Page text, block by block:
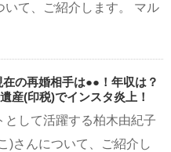
いて、ご紹介します。 マル
在の再婚相手は●●！年収は？
産(印税)でインスタ炎上！
として活躍する柏木由紀子
)さんについて、ご紹介し